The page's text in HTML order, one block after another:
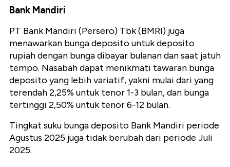
Bank Mandiri
PT Bank Mandiri (Persero) Tbk (BMRI) juga
menawarkan bunga deposito untuk deposito
rupiah dengan bunga dibayar bulanan dan saat jatuh
tempo. Nasabah dapat menikmati tawaran bunga
deposito yang lebih variatif, yakni mulai dari yang
terendah 2,25% untuk tenor 1-3 bulan, dan bunga
tertinggi 2,50% untuk tenor 6-12 bulan.
Tingkat suku bunga deposito Bank Mandiri periode
Agustus 2025 juga tidak berubah dari periode Juli
2025.